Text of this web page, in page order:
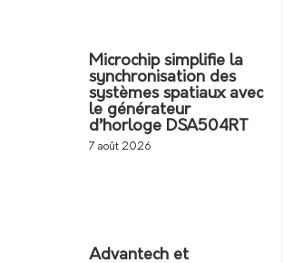
Microchip simplifie la
synchronisation des
systèmes spatiaux avec
le générateur
d’horloge DSA504RT
7 août 2026
Advantech et